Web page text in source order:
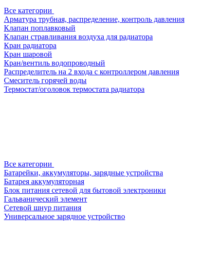
Все категории
Арматура трубная, распределение, контроль давления
Клапан поплавковый
Клапан стравливания воздуха для радиатора
Кран радиатора
Кран шаровой
Кран/вентиль водопроводный
Распределитель на 2 входа с контроллером давления
Смеситель горячей воды
Термостат/оголовок термостата радиатора
Все категории
Батарейки, аккумуляторы, зарядные устройства
Батарея аккумуляторная
Блок питания сетевой для бытовой электроники
Гальванический элемент
Сетевой шнур питания
Универсальное зарядное устройство